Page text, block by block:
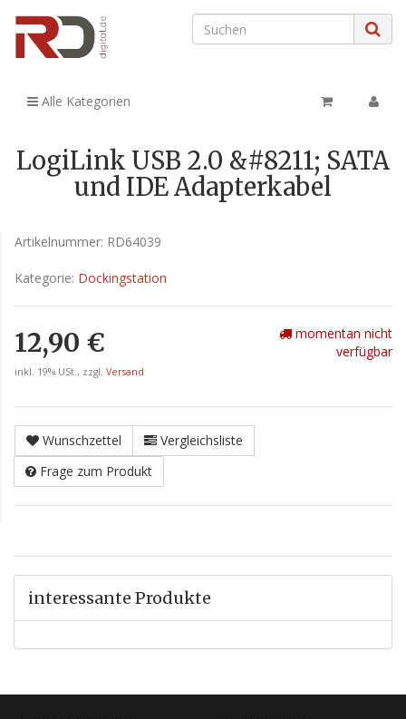
Alle Kategorien
LogiLink USB 2.0 &#8211; SATA
und IDE Adapterkabel
Artikelnummer: RD64039
Kategorie: Dockingstation
12,90 €
inkl. 19% USt., zzgl. Versand
momentan nicht
verfügbar
Wunschzettel
Vergleichsliste
Frage zum Produkt
interessante Produkte